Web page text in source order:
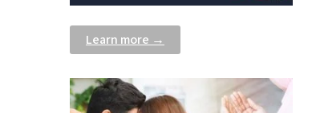
Learn more →